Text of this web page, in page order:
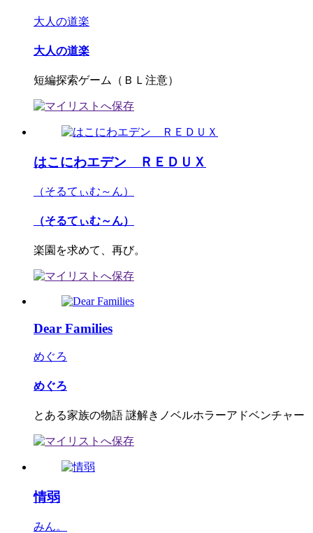
大人の道楽
大人の道楽
短編探索ゲーム（ＢＬ注意）
はこにわエデン ＲＥＤＵＸ
（そるてぃむ～ん）
（そるてぃむ～ん）
楽園を求めて、再び。
Dear Families
めぐろ
めぐろ
とある家族の物語 謎解きノベルホラーアドベンチャー
情弱
みん。